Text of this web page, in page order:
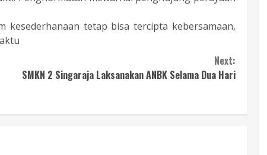
kesederhanaan tetap bisa tercipta kebersamaan,
Next:
SMKN 2 Singaraja Laksanakan ANBK Selama Dua Hari